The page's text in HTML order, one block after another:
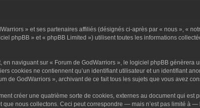
» et ses partenaires affiliés (désignés ci-après par « nous », «
phpBB » et « phpBB Limited ») utilisent toutes les informations
naviguant sur « Forum de GodWarriors », le logiciel phpBB
cookies ne contiennent qu’un identifiant utilisateur et un identifiant
de GodWarriors », archivant de ce fait tous les sujets que vous avez
créer une quatrième sorte de cookies, externes au document qui
nous collectons. Ceci peut correspondre — mais n’est pas limité à